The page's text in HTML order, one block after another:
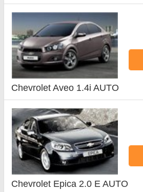
Chevrolet Aveo 1.4i AUTO
Chevrolet Epica 2.0 E AUTO